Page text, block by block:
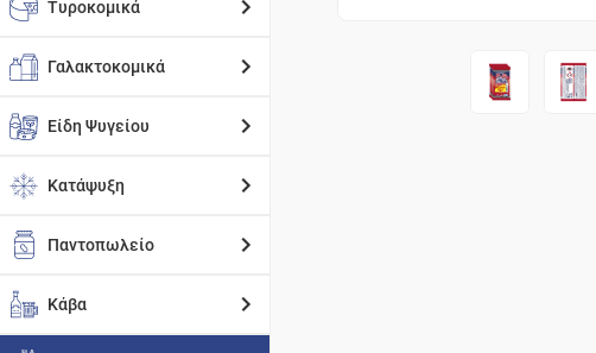
Τυροκομικά
Γαλακτοκομικά
Είδη Ψυγείου
Κατάψυξη
Παντοπωλείο
Κάβα